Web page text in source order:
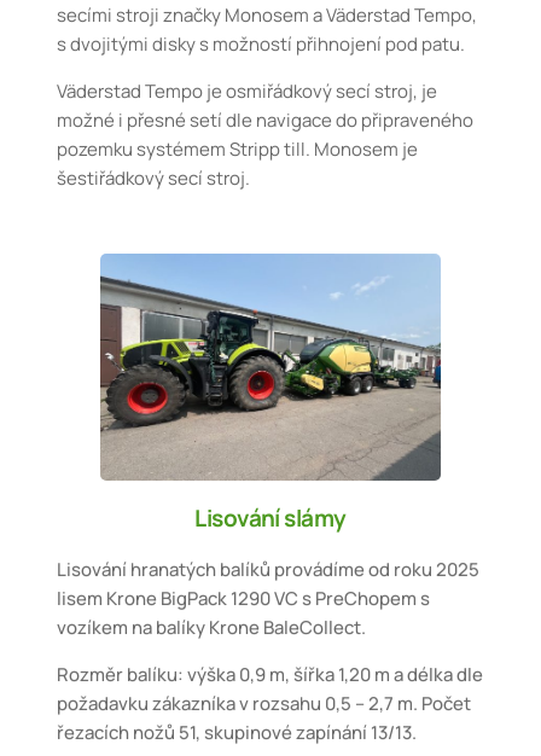
secími stroji značky Monosem a Väderstad Tempo,
s dvojitými disky s možností přihnojení pod patu.
Väderstad Tempo je osmiřádkový secí stroj, je
možné i přesné setí dle navigace do připraveného
pozemku systémem Stripp till. Monosem je
šestiřádkový secí stroj.
Lisování slámy
Lisování hranatých balíků provádíme od roku 2025
lisem Krone BigPack 1290 VC s PreChopem s
vozíkem na balíky Krone BaleCollect.
Rozměr balíku: výška 0,9 m, šířka 1,20 m a délka dle
požadavku zákazníka v rozsahu 0,5 – 2,7 m. Počet
řezacích nožů 51, skupinové zapínání 13/13.